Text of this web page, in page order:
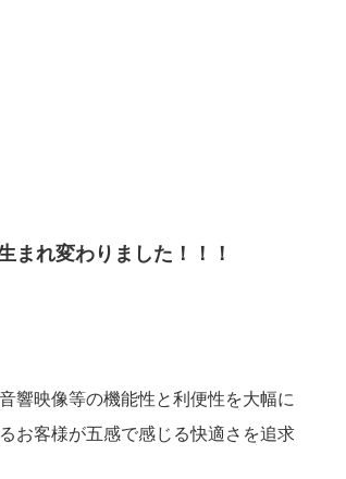
まれ変わりました！！！
響映像等の機能性と利便性を大幅に
お客様が五感で感じる快適さを追求